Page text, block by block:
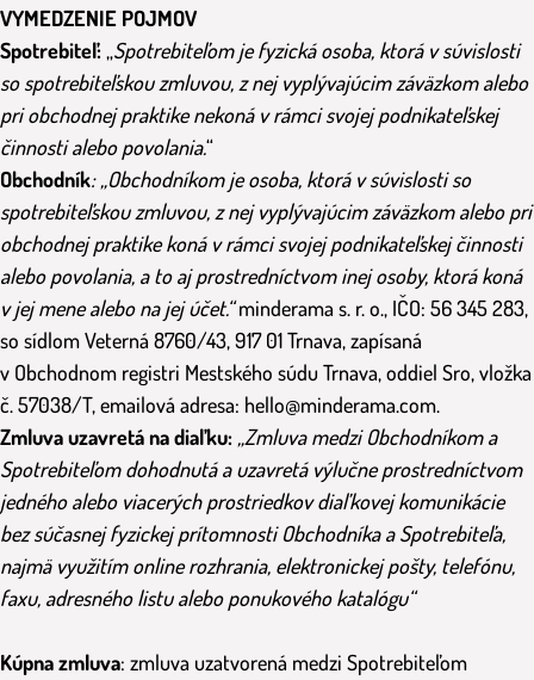
VYMEDZENIE POJMOV
Spotrebiteľ:„Spotrebiteľom je fyzická osoba, ktorá v súvislosti
so spotrebiteľskou zmluvou, z nej vyplývajúcim záväzkom alebo
pri obchodnej praktike nekoná v rámci svojej podnikateľskej
činnosti alebo povolania.“
Obchodník: „Obchodníkom je osoba, ktorá v súvislosti so
spotrebiteľskou zmluvou, z nej vyplývajúcim záväzkom alebo pri
obchodnej praktike koná v rámci svojej podnikateľskej činnosti
alebo povolania, a to aj prostredníctvom inej osoby, ktorá koná
v jej mene alebo na jej účet.“minderama s. r. o., IČO: 56 345 283,
so sídlom Veterná 8760/43, 917 01 Trnava, zapísaná
v Obchodnom registri Mestského súdu Trnava, oddiel Sro, vložka
č. 57038/T, emailová adresa: hello@minderama.com.
Zmluva uzavretá na diaľku: „Zmluva medzi Obchodníkom a
Spotrebiteľom dohodnutá a uzavretá výlučne prostredníctvom
jedného alebo viacerých prostriedkov diaľkovej komunikácie
bez súčasnej fyzickej prítomnosti Obchodníka a Spotrebiteľa,
najmä využitím online rozhrania, elektronickej pošty, telefónu,
faxu, adresného listu alebo ponukového katalógu“
Kúpna zmluva: zmluva uzatvorená medzi Spotrebiteľom